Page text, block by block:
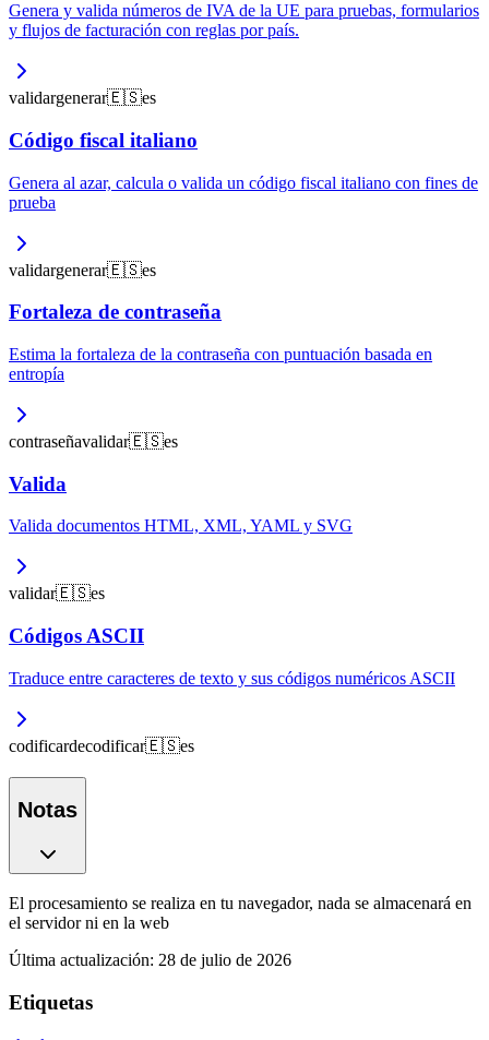
Genera y valida números de IVA de la UE para pruebas, formularios
y flujos de facturación con reglas por país.
validargenerar🇪🇸es
Código fiscal italiano
Genera al azar, calcula o valida un código fiscal italiano con fines de
prueba
validargenerar🇪🇸es
Fortaleza de contraseña
Estima la fortaleza de la contraseña con puntuación basada en
entropía
contraseñavalidar🇪🇸es
Valida
Valida documentos HTML, XML, YAML y SVG
validar🇪🇸es
Códigos ASCII
Traduce entre caracteres de texto y sus códigos numéricos ASCII
codificardecodificar🇪🇸es
Notas
El procesamiento se realiza en tu navegador, nada se almacenará en
el servidor ni en la web
Última actualización: 28 de julio de 2026
Etiquetas